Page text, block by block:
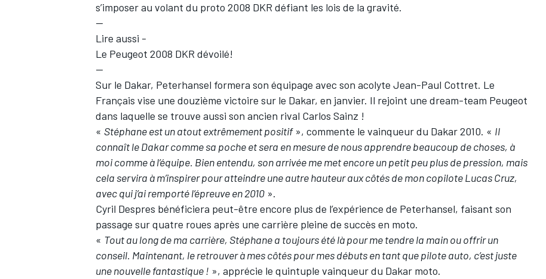
WEC
s’imposer au volant du proto 2008 DKR défiant les lois de la gravité.
--
Lire aussi -
Le Peugeot 2008 DKR dévoilé!
--
Sur le Dakar, Peterhansel formera son équipage avec son acolyte Jean-Paul Cottret. Le
Français vise une douzième victoire sur le Dakar, en janvier. Il rejoint une dream-team Peugeot
dans laquelle se trouve aussi son ancien rival Carlos Sainz !
« Stéphane est un atout extrêmement positif», commente le vainqueur du Dakar 2010. « Il
connaît le Dakar comme sa poche et sera en mesure de nous apprendre beaucoup de choses, à
moi comme à l’équipe. Bien entendu, son arrivée me met encore un petit peu plus de pression, mais
cela servira à m’inspirer pour atteindre une autre hauteur aux côtés de mon copilote Lucas Cruz,
avec qui j’ai remporté l’épreuve en 2010 ».
Cyril Despres bénéficiera peut-être encore plus de l’expérience de Peterhansel, faisant son
passage sur quatre roues après une carrière pleine de succès en moto.
« Tout au long de ma carrière, Stéphane a toujours été là pour me tendre la main ou offrir un
conseil. Maintenant, le retrouver à mes côtés pour mes débuts en tant que pilote auto, c’est juste
une nouvelle fantastique ! », apprécie le quintuple vainqueur du Dakar moto.